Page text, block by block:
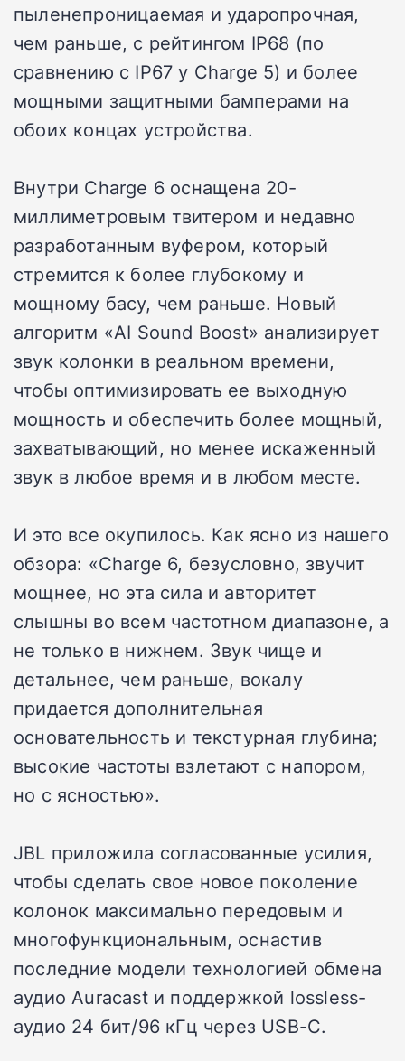
пыленепроницаемая и ударопрочная,
чем раньше, с рейтингом IP68 (по
сравнению с IP67 у Charge 5) и более
мощными защитными бамперами на
обоих концах устройства.
Внутри Charge 6 оснащена 20-
миллиметровым твитером и недавно
разработанным вуфером, который
стремится к более глубокому и
мощному басу, чем раньше. Новый
алгоритм «AI Sound Boost» анализирует
звук колонки в реальном времени,
чтобы оптимизировать ее выходную
мощность и обеспечить более мощный,
захватывающий, но менее искаженный
звук в любое время и в любом месте.
И это все окупилось. Как ясно из нашего
обзора: «Charge 6, безусловно, звучит
мощнее, но эта сила и авторитет
слышны во всем частотном диапазоне, а
не только в нижнем. Звук чище и
детальнее, чем раньше, вокалу
придается дополнительная
основательность и текстурная глубина;
высокие частоты взлетают с напором,
но с ясностью».
JBL приложила согласованные усилия,
чтобы сделать свое новое поколение
колонок максимально передовым и
многофункциональным, оснастив
последние модели технологией обмена
аудио Auracast и поддержкой lossless-
аудио 24 бит/96 кГц через USB-C.